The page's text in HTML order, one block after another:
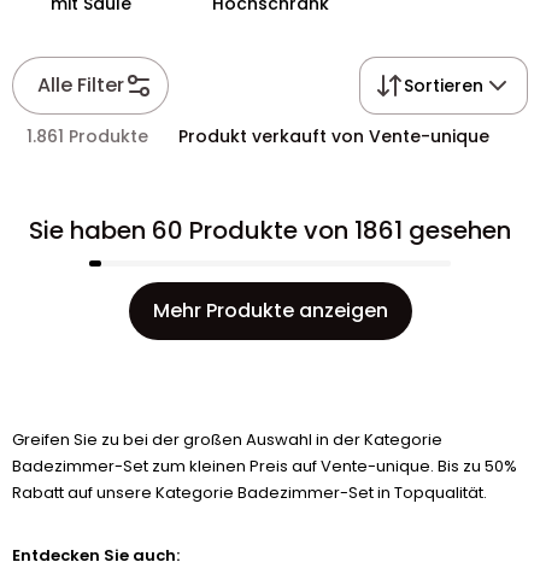
Alle Filter Sortieren
1.861 Produkte Produkt verkauft von Vente-unique
Sie haben 60 Produkte von 1861 gesehen
Mehr Produkte anzeigen
Greifen Sie zu bei der großen Auswahl in der Kategorie
Badezimmer-Set zum kleinen Preis auf Vente-unique. Bis zu 50%
Rabatt auf unsere Kategorie Badezimmer-Set in Topqualität.
Entdecken Sie auch: